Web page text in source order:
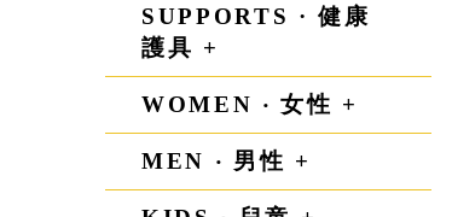
SUPPORTS · 健康
護具 +
WOMEN ‧ 女性 +
MEN ‧ 男性 +